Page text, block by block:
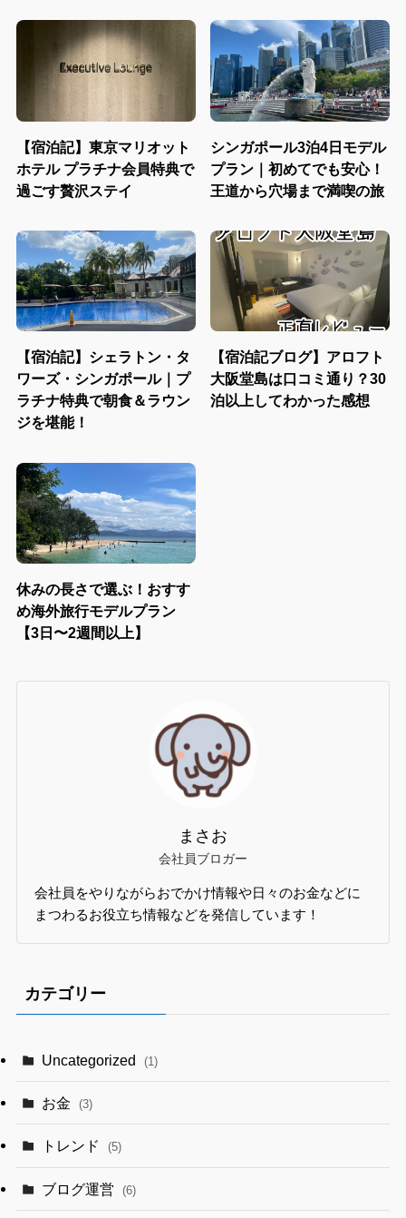
【宿泊記】東京マリオット
ホテル プラチナ会員特典で
過ごす贅沢ステイ
シンガポール3泊4日モデル
プラン｜初めてでも安心！
王道から穴場まで満喫の旅
【宿泊記】シェラトン・タ
ワーズ・シンガポール｜プ
ラチナ特典で朝食＆ラウン
ジを堪能！
【宿泊記ブログ】アロフト
大阪堂島は口コミ通り？30
泊以上してわかった感想
休みの長さで選ぶ！おすす
め海外旅行モデルプラン
【3日〜2週間以上】
まさお
会社員ブロガー
会社員をやりながらおでかけ情報や日々のお金などに
まつわるお役立ち情報などを発信しています！
カテゴリー
Uncategorized (1)
お金 (3)
トレンド (5)
ブログ運営 (6)